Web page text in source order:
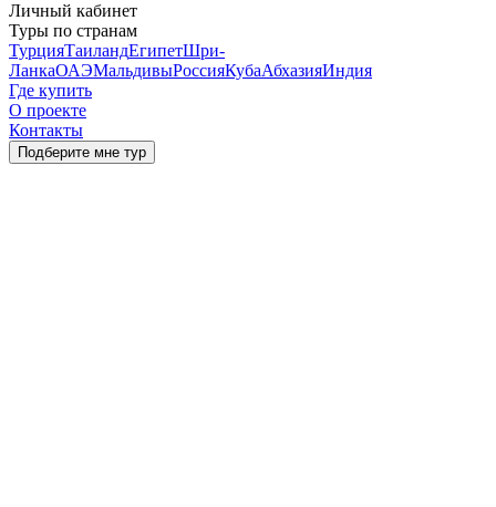
Личный кабинет
Туры по странам
ТурцияТаиландЕгипетШри-
ЛанкаОАЭМальдивыРоссияКубаАбхазияИндия
Где купить
О проекте
Контакты
Подберите мне тур